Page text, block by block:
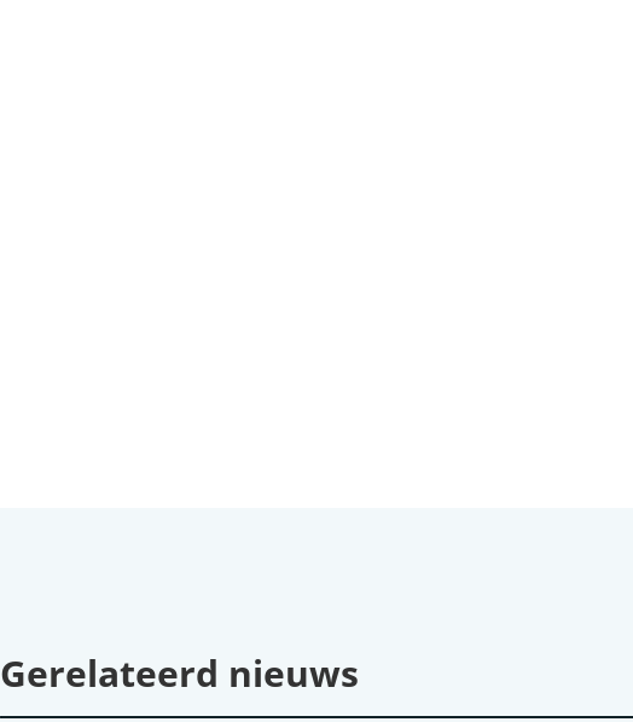
Gerelateerd nieuws